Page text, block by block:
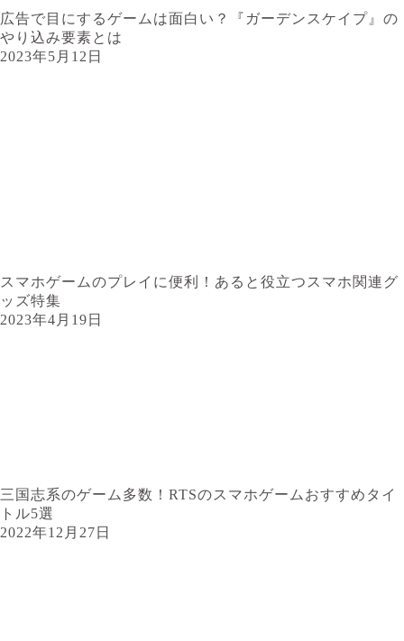
広告で目にするゲームは面白い？『ガーデンスケイプ』の
やり込み要素とは
2023年5月12日
スマホゲームのプレイに便利！あると役立つスマホ関連グ
ッズ特集
2023年4月19日
三国志系のゲーム多数！RTSのスマホゲームおすすめタイ
トル5選
2022年12月27日